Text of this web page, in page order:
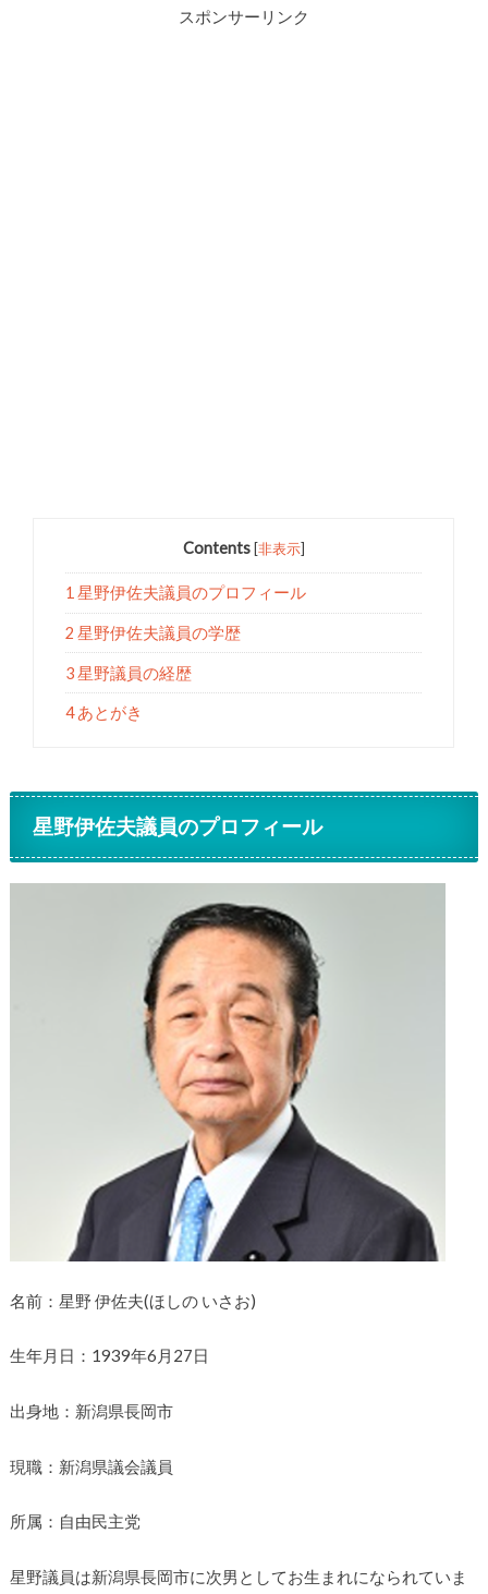
スポンサーリンク
Contents [非表示]
1 星野伊佐夫議員のプロフィール
2 星野伊佐夫議員の学歴
3 星野議員の経歴
4 あとがき
星野伊佐夫議員のプロフィール
名前：星野 伊佐夫(ほしの いさお)
生年月日：1939年6月27日
出身地：新潟県長岡市
現職：新潟県議会議員
所属：自由民主党
星野議員は新潟県長岡市に次男としてお生まれになられていま